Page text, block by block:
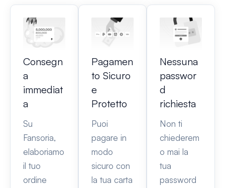
Consegn
a
immediat
a
Su
Fansoria,
elaboriamo
il tuo
ordine
Pagamen
to Sicuro
e
Protetto
Puoi
pagare in
modo
sicuro con
la tua carta
Nessuna
passwor
d
richiesta
Non ti
chiederem
o mai la
tua
password